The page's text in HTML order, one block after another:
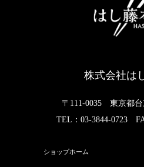
株式会社は
〒111-0035 東京都台
TEL：03-3844-0723
ショップホーム